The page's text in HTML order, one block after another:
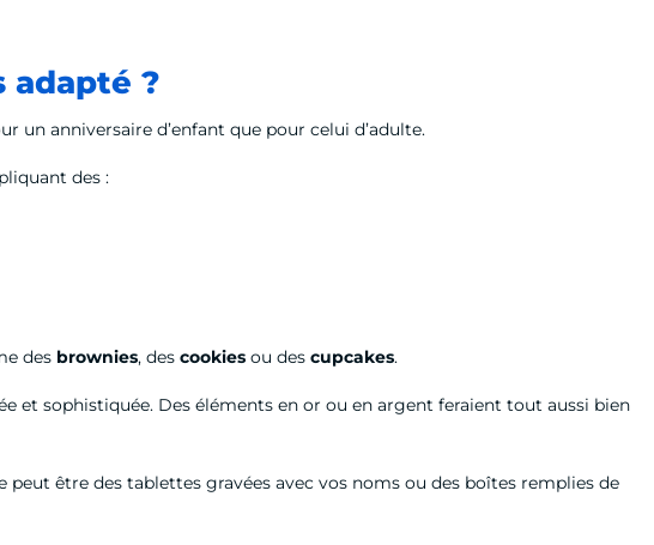
adapté ?
un anniversaire d’enfant que pour celui d’adulte.
des :
des brownies, des cookiesou des cupcakes.
et sophistiquée. Des éléments en or ou en argent feraient tout aussi bien
être des tablettes gravées avec vos noms ou des boîtes remplies de